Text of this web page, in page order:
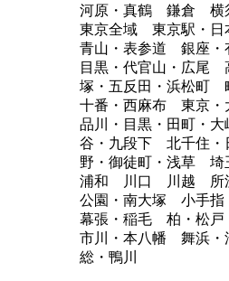
河原・真鶴 鎌倉 横
東京全域 東京駅・
青山・表参道 銀座・
目黒・代官山・広尾
塚・五反田・浜松町
十番・西麻布 東京・
品川・目黒・田町・
谷・九段下 北千住・
野・御徒町・浅草
浦和 川口 川越 所
公園・南大塚 小手
幕張・稲毛 柏・松戸
市川・本八幡 舞浜
総・鴨川